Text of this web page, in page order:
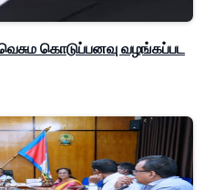
கொடுப்பனவு வழங்கப்பட